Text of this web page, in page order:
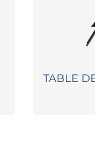
TABLE